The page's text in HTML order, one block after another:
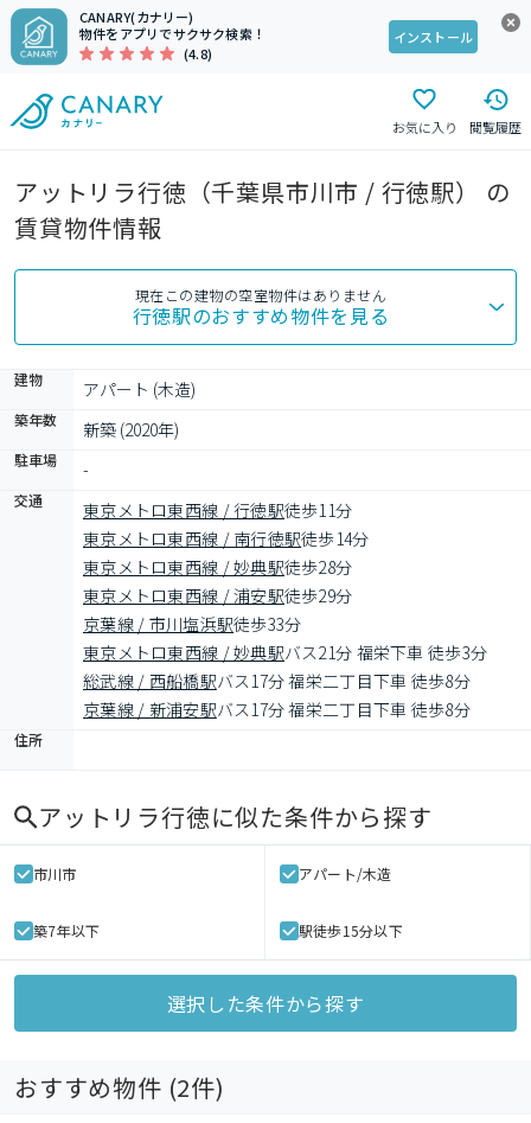
CANARY(カナリー)
物件をアプリでサクサク検索！
(4.8)
インストール
お気に入り 閲覧履歴
アットリラ行徳（千葉県市川市 / 行徳駅） の
賃貸物件情報
現在この建物の空室物件はありません
行徳駅のおすすめ物件を見る
建物 アパート (木造)
築年数 新築 (2020年)
駐車場 -
交通 東京メトロ東西線 / 行徳駅徒歩11分
東京メトロ東西線 / 南行徳駅徒歩14分
東京メトロ東西線 / 妙典駅徒歩28分
東京メトロ東西線 / 浦安駅徒歩29分
京葉線 / 市川塩浜駅徒歩33分
東京メトロ東西線 / 妙典駅バス21分 福栄下車 徒歩3分
総武線 / 西船橋駅バス17分 福栄二丁目下車 徒歩8分
京葉線 / 新浦安駅バス17分 福栄二丁目下車 徒歩8分
住所
アットリラ行徳に似た条件から探す
市川市 アパート/木造
築7年以下 駅徒歩15分以下
選択した条件から探す
おすすめ物件 (2件)